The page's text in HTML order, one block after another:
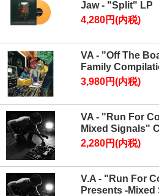
Jaw - "Split" LP
4,280円(内税)
VA - "Off The
Family
3,980円(内税)
VA - "Run For
Mixed Signals"
2,280円(内税)
V.A - "Run For
Presents -